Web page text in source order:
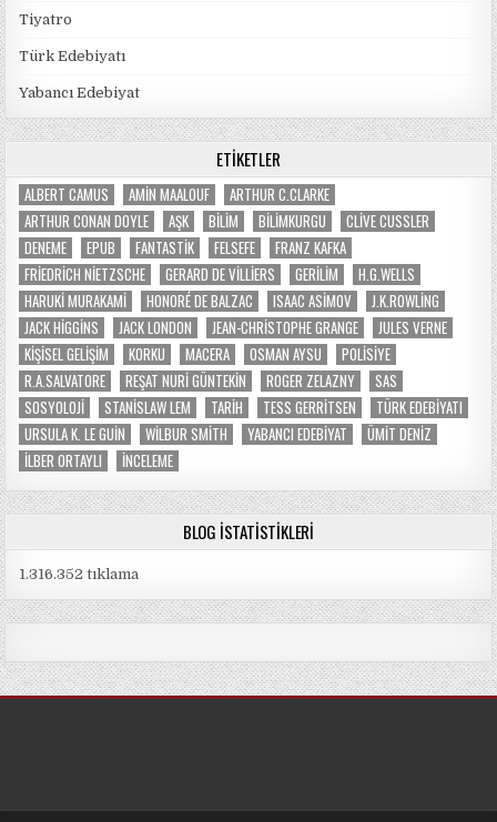
Tiyatro
Türk Edebiyatı
Yabancı Edebiyat
ETIKETLER
ALBERT CAMUS AMIN MAALOUF
ARTHUR C.CLARKE
ARTHUR CONAN DOYLE
AŞK BILIM BILIMKURGU
CLIVE CUSSLER
DENEME
EPUB FANTASTIK FELSEFE
FRANZ KAFKA
FRIEDRICH NIETZSCHE
GERARD DE VILLIERS GERILIM
H.G.WELLS
HARUKI MURAKAMI
HONORÉ DE BALZAC ISAAC ASIMOV
J.K.ROWLING
JACK HIGGINS
JACK LONDON JEAN-CHRISTOPHE GRANGE
JULES VERNE
KIŞISEL GELIŞIM
KORKU MACERA OSMAN AYSU
POLISIYE
R.A.SALVATORE
REŞAT NURI GÜNTEKIN ROGER ZELAZNY
SAS
SOSYOLOJI
STANISLAW LEM TARIH TESS GERRITSEN
TÜRK EDEBIYATI
URSULA K. LE GUIN
WILBUR SMITH YABANCI EDEBIYAT
ÜMIT DENIZ
İLBER ORTAYLI
İNCELEME
BLOG İSTATISTIKLERI
1.316.352 tıklama